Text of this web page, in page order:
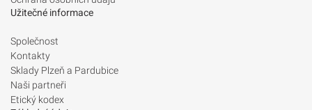
Užitečné informace
Společnost
Kontakty
Sklady Plzeň a Pardubice
Naši partneři
Etický kodex